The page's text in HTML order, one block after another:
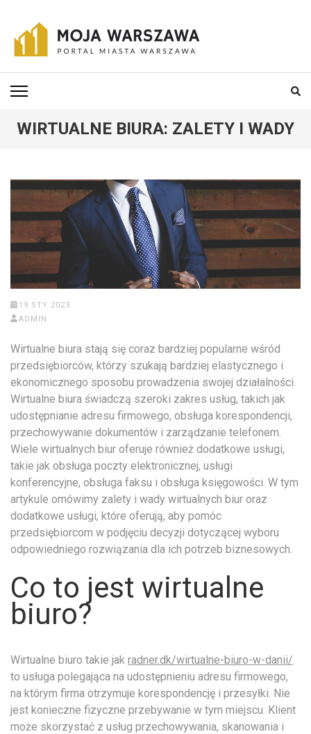
content
(Press
Enter)
MOJA-WARSZAWA
WIRTUALNE BIURA: ZALETY I WADY
19 STY 2023
ADMIN
Wirtualne biura stają się coraz bardziej popularne wśród
przedsiębiorców, którzy szukają bardziej elastycznego i
ekonomicznego sposobu prowadzenia swojej działalności.
Wirtualne biura świadczą szeroki zakres usług, takich jak
udostępnianie adresu firmowego, obsługa korespondencji,
przechowywanie dokumentów i zarządzanie telefonem.
Wiele wirtualnych biur oferuje również dodatkowe usługi,
takie jak obsługa poczty elektronicznej, usługi
konferencyjne, obsługa faksu i obsługa księgowości. W tym
artykule omówimy zalety i wady wirtualnych biur oraz
dodatkowe usługi, które oferują, aby pomóc
przedsiębiorcom w podjęciu decyzji dotyczącej wyboru
odpowiedniego rozwiązania dla ich potrzeb biznesowych.
Co to jest wirtualne
biuro?
Wirtualne biuro takie jak radner.dk/wirtualne-biuro-w-danii/
to usługa polegająca na udostępnieniu adresu firmowego,
na którym firma otrzymuje korespondencję i przesyłki. Nie
jest konieczne fizyczne przebywanie w tym miejscu. Klient
może skorzystać z usług przechowywania, skanowania i